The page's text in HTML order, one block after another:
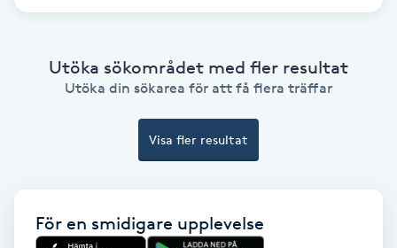
Fransförlängning Megavolym
Fransförlängning Volym
Utöka sökområdet med fler resultat
Utöka din sökarea för att få flera träffar
Visa fler resultat
För en smidigare upplevelse